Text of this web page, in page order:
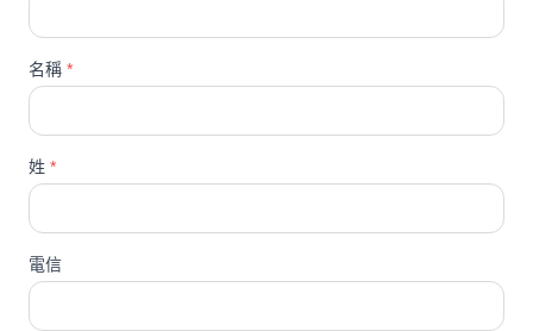
名稱 *
姓 *
電信